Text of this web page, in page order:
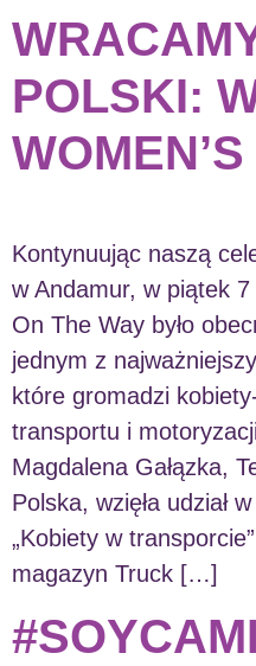
POLSKI:
Kontynuując naszą
w Andamur, w piątek
On The Way było
jednym z
które gromadzi
transportu i
Magdalena Gałązka,
Polska, wzięła udział
„Kobiety w
magazyn Truck […]